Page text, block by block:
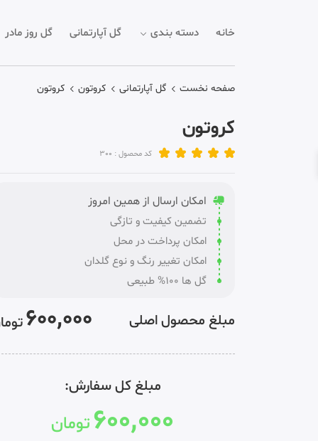
خانه دسته بندی گل آپارتمانی گل روز مادر
صفحه نخست گل آپارتمانی کروتون کروتون
کروتون
کد محصول : 300
امکان ارسال از همین امروز
تضمین کیفیت و تازگی
امکان پرداخت در محل
امکان تغییر رنگ و نوع گلدان
گل ها 100% طبیعی
مبلغ محصول اصلی 600,000
مبلغ کل سفارش:
600,000 تومان